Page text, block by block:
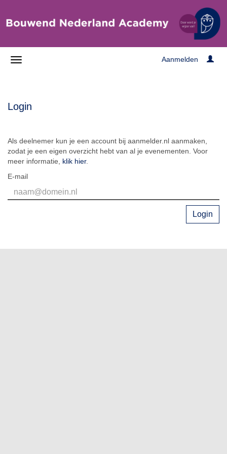
Aanmelden
Login
Als deelnemer kun je een account bij aanmelder.nl aanmaken,
zodat je een eigen overzicht hebt van al je evenementen. Voor
meer informatie, klik hier.
E-mail
Login